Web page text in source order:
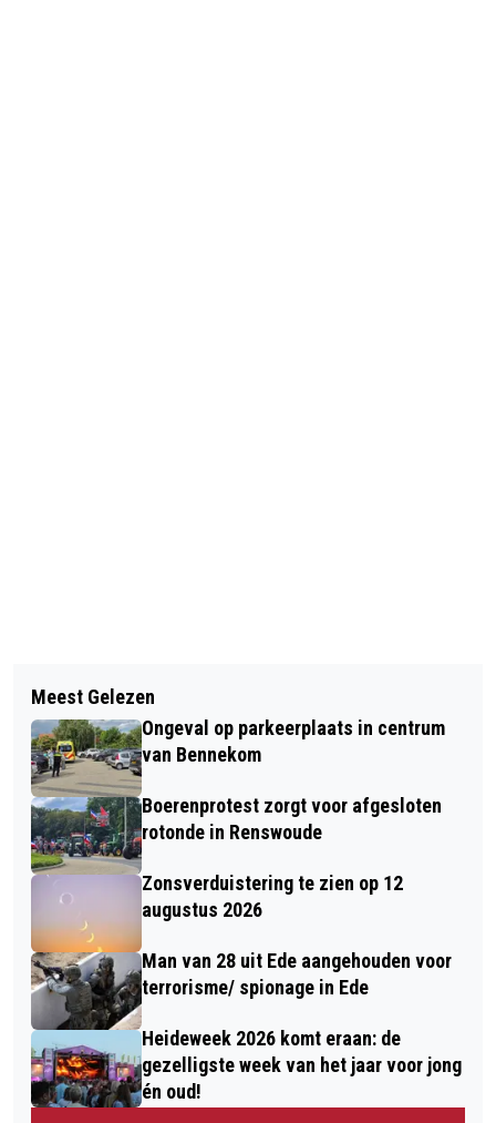
HENNIE ROORDA IS KANDIDAAT-
GEDEPUTEERDE GROENLINKS IN
GELDERLAND
KOM GENIETEN OP LANDGOED
KERNHEM EN LOOP MEE MET DE
RONDLEIDERS ST. RECREATIE
VELUWE-VALLEI
Meest Gelezen
Ongeval op parkeerplaats in centrum
van Bennekom
Boerenprotest zorgt voor afgesloten
rotonde in Renswoude
Zonsverduistering te zien op 12
augustus 2026
Man van 28 uit Ede aangehouden voor
terrorisme/ spionage in Ede
Heideweek 2026 komt eraan: de
gezelligste week van het jaar voor jong
én oud!